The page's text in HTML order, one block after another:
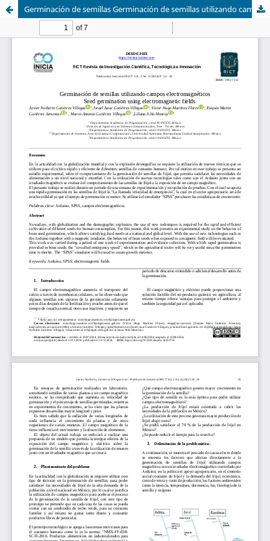
Germinación de semillas Germinación de semillas utilizando campos electromagnéticos